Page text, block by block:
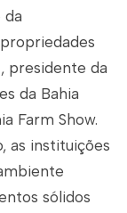
da
presidente da
da Bahia
Farm Show.
as instituições
sólidos